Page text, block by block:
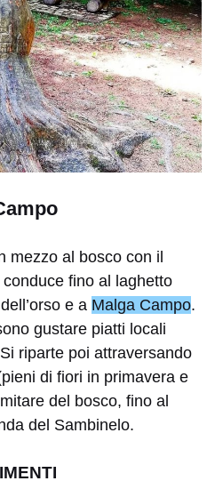
mezzo al bosco con il
conduce fino al laghetto
e a Malga Campo.
gustare piatti locali
riparte poi attraversando
di fiori in primavera e
del bosco, fino al
del Sambinelo.